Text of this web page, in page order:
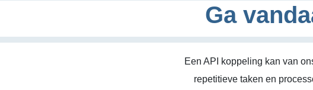
Ga
Een API koppeling kan van
repetitieve taken en